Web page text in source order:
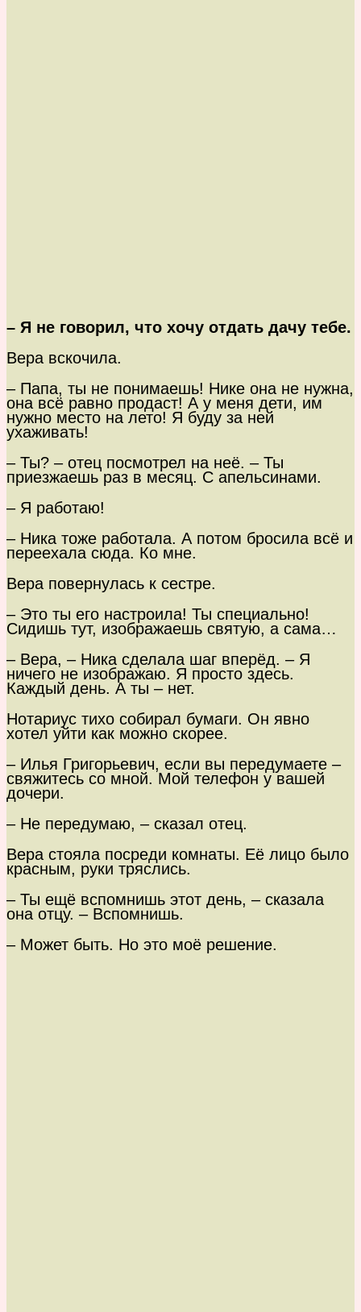
– Я не говорил, что хочу отдать дачу тебе.
Вера вскочила.
– Папа, ты не понимаешь! Нике она не нужна,
она всё равно продаст! А у меня дети, им
нужно место на лето! Я буду за ней
ухаживать!
– Ты? – отец посмотрел на неё. – Ты
приезжаешь раз в месяц. С апельсинами.
– Я работаю!
– Ника тоже работала. А потом бросила всё и
переехала сюда. Ко мне.
Вера повернулась к сестре.
– Это ты его настроила! Ты специально!
Сидишь тут, изображаешь святую, а сама…
– Вера, – Ника сделала шаг вперёд. – Я
ничего не изображаю. Я просто здесь.
Каждый день. А ты – нет.
Нотариус тихо собирал бумаги. Он явно
хотел уйти как можно скорее.
– Илья Григорьевич, если вы передумаете –
свяжитесь со мной. Мой телефон у вашей
дочери.
– Не передумаю, – сказал отец.
Вера стояла посреди комнаты. Её лицо было
красным, руки тряслись.
– Ты ещё вспомнишь этот день, – сказала
она отцу. – Вспомнишь.
– Может быть. Но это моё решение.